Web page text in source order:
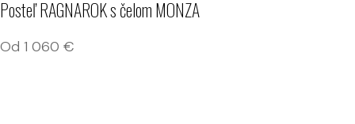
Posteľ RAGNAROK s čelom MONZA
Od 1 060 €